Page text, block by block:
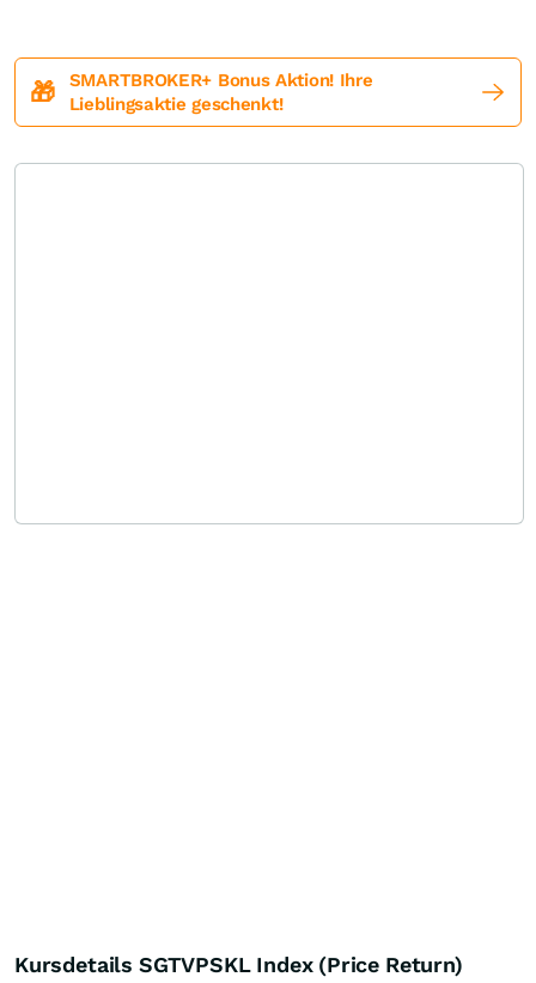
🎁
SMARTBROKER+ Bonus Aktion! Ihre
Lieblingsaktie geschenkt!
Kursdetails SGTVPSKL Index (Price Return)